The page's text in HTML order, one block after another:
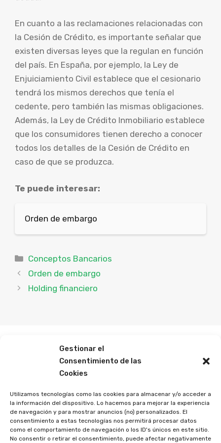
Gestionar el
Consentimiento de las
Cookies
Utilizamos tecnologías como las cookies para almacenar y/o acceder a
la información del dispositivo. Lo hacemos para mejorar la experiencia
de navegación y para mostrar anuncios (no) personalizados. El
consentimiento a estas tecnologías nos permitirá procesar datos
como el comportamiento de navegación o los ID's únicos en este sitio.
No consentir o retirar el consentimiento, puede afectar negativamente
En cuanto a las reclamaciones relacionadas con
la Cesión de Crédito, es importante señalar que
existen diversas leyes que la regulan en función
del país. En España, por ejemplo, la Ley de
Enjuiciamiento Civil establece que el cesionario
tendrá los mismos derechos que tenía el
cedente, pero también las mismas obligaciones.
Además, la Ley de Crédito Inmobiliario establece
que los consumidores tienen derecho a conocer
todos los detalles de la Cesión de Crédito en
caso de que se produzca.
Te puede interesar:
Orden de embargo
Categorías
Conceptos Bancarios
Orden de embargo
Holding financiero
Categorias Publicadas